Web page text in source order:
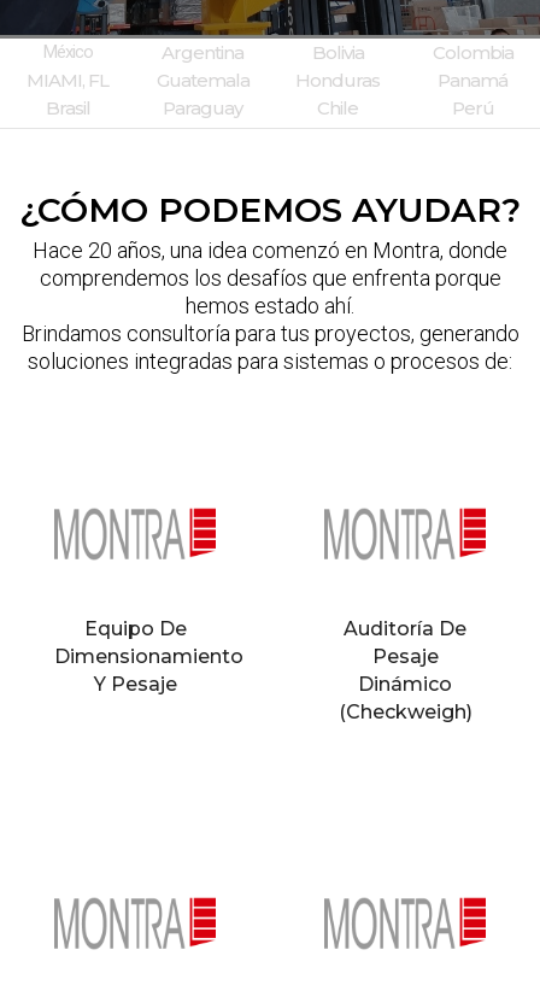
México Argentina Bolivia
Colombia
MIAMI, FL
Guatemala Honduras
Panamá
Brasil
Paraguay Chile Perú
¿CÓMO PODEMOS AYUDAR?
Hace 20 años, una idea comenzó en Montra, donde
comprendemos los desafíos que enfrenta porque
hemos estado ahí.
Brindamos consultoría para tus proyectos, generando
soluciones integradas para sistemas o procesos de:
Equipo De
Dimensionamiento
Y Pesaje
Auditoría De
Pesaje
Dinámico
(Checkweigh)